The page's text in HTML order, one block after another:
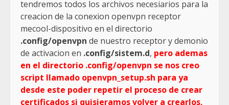
tendremos todos los archivos necesiarios para la
creacion de la conexion openvpn receptor
mecool-dispositivo en el directorio
.config/openvpn de nuestro receptor y demonio
de activacion en .config/sistem.d, pero ademas
en el directorio .config/openvpn se nos creo
script llamado openvpn_setup.sh para ya
desde este poder repetir el proceso de crear
certificados si quisieramos volver a crearlos,